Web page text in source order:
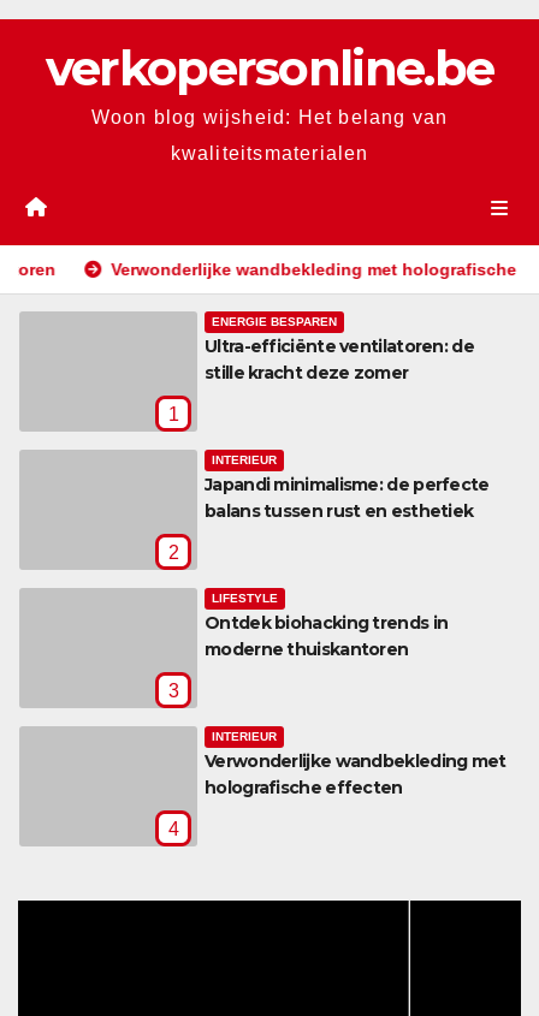
Skip
contentverkopersonline.be
Woon blog wijsheid: Het belang van
kwaliteitsmaterialen
Verwonderlijke wandbekleding met holografische effecten
1
ENERGIE BESPAREN
Ultra-efficiënte ventilatoren: de
stille kracht deze zomer
2
INTERIEUR
Japandi minimalisme: de perfecte
balans tussen rust en esthetiek
3
LIFESTYLE
Ontdek biohacking trends in
moderne thuiskantoren
4
INTERIEUR
Verwonderlijke wandbekleding met
holografische effecten